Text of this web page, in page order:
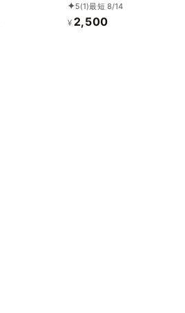
5(1)最短 8/14
¥ 2,500